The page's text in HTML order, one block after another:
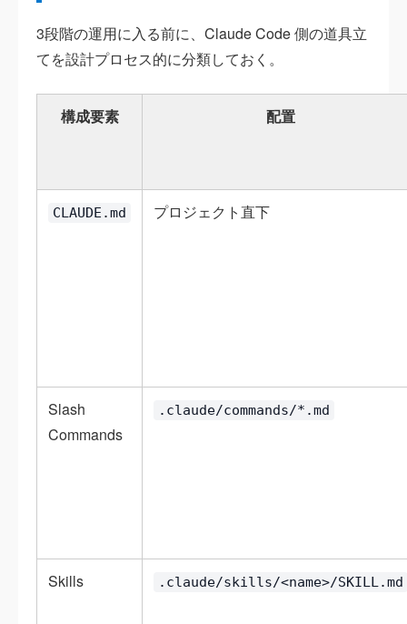
3段階の運用に入る前に、Claude Code 側の道具立
てを設計プロセス的に分類しておく。
構成要素 配置
CLAUDE.md プロジェクト直下
Slash
Commands
.claude/commands/*.md
Skills .claude/skills/<name>/SKILL.md